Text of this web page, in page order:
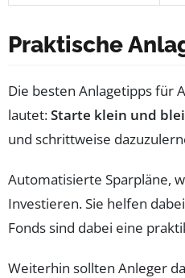
Praktische
Die besten Anlagetipps für
lautet:Starte klein und
und schrittweise
Automatisierte Sparpläne,
Investieren. Sie helfen
Fonds sind dabei eine
Weiterhin sollten Anleger